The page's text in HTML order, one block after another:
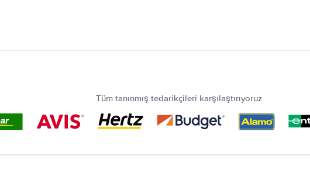
Tüm tanınmış tedarikçileri karşılaştırıyoruz